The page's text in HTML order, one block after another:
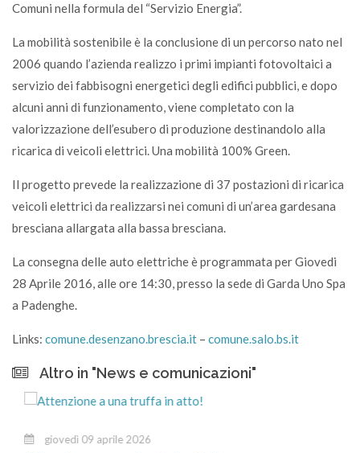
Comuni nella formula del “Servizio Energia”.
La mobilità sostenibile è la conclusione di un percorso nato nel
2006 quando l’azienda realizzo i primi impianti fotovoltaici a
servizio dei fabbisogni energetici degli edifici pubblici, e dopo
alcuni anni di funzionamento, viene completato con la
valorizzazione dell’esubero di produzione destinandolo alla
ricarica di veicoli elettrici. Una mobilità 100% Green.
Il progetto prevede la realizzazione di 37 postazioni di ricarica
veicoli elettrici da realizzarsi nei comuni di un’area gardesana
bresciana allargata alla bassa bresciana.
La consegna delle auto elettriche è programmata per Giovedi
28 Aprile 2016, alle ore 14:30, presso la sede di Garda Uno Spa
a Padenghe.
Links: comune.desenzano.brescia.it – comune.salo.bs.it
Altro in "News e comunicazioni"
giovedì 09 aprile 2026